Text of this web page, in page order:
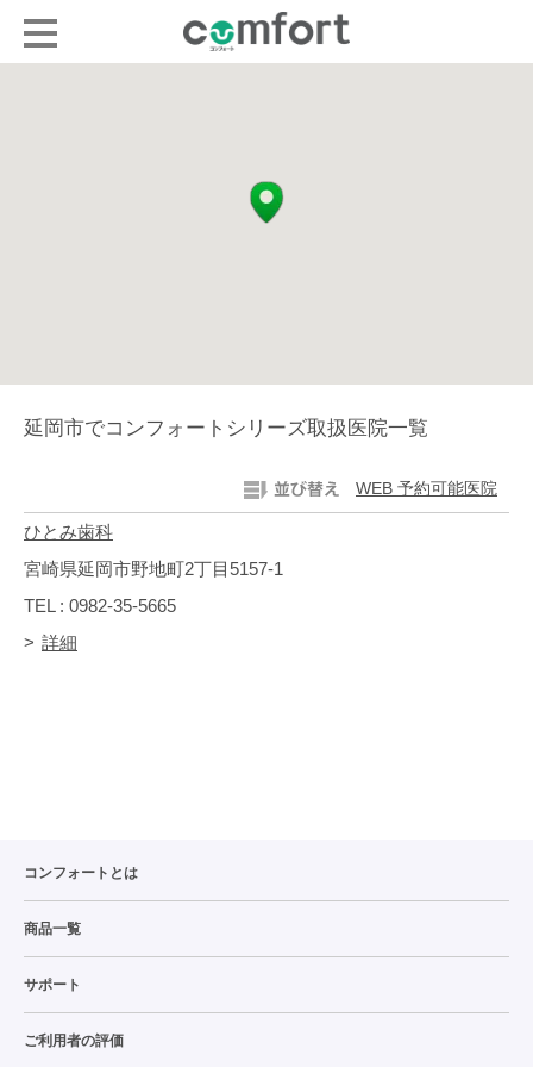
延岡市でコンフォートシリーズ取扱医院一覧
WEB 予約可能医院
ひとみ歯科
宮崎県延岡市野地町2丁目5157-1
TEL : 0982-35-5665
詳細
コンフォートとは
商品一覧
サポート
ご利用者の評価